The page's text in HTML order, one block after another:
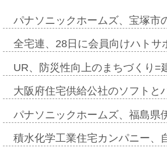
パナソニックホームズ、宝塚
全宅連、28日に会員向けハト
UR、防災性向上のまちづくり
大阪府住宅供給公社のソフト
パナソニックホームズ、福島
積水化学工業住宅カンパニー